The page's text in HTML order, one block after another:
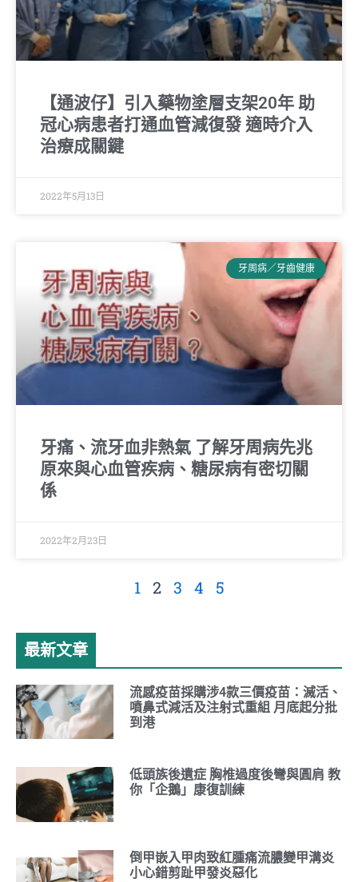
【通波仔】引入藥物塗層支架20年 助
冠心病患者打通血管減復發 適時介入
治療成關鍵
2022年5月13日
牙周病／牙齒健康
牙痛、流牙血非熱氣 了解牙周病先兆
原來與心血管疾病、糖尿病有密切關
係
2022年2月23日
1 2 3 4 5
最新文章
流感疫苗採購涉4款三價疫苗：滅活、
噴鼻式減活及注射式重組 月底起分批
到港
低頭族後遺症 胸椎過度後彎與圓肩 教
你「企鵝」康復訓練
倒甲嵌入甲肉致紅腫痛流膿變甲溝炎
小心錯剪趾甲發炎惡化